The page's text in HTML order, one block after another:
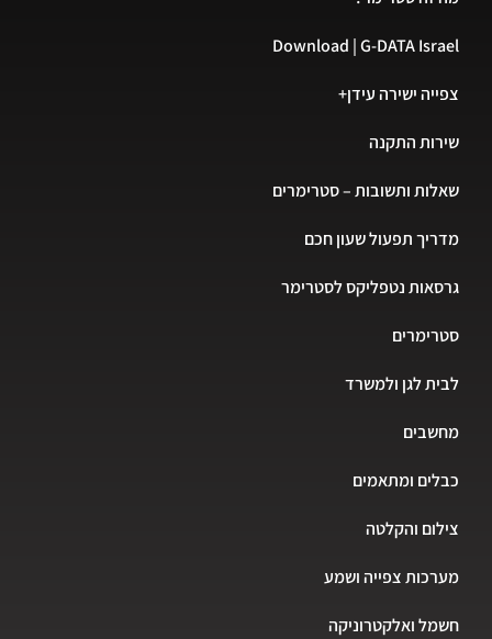
Download | G-DATA Israel
צפייה ישירה עידן+
שירות התקנה
שאלות ותשובות – סטרימרים
מדריך תפעול שעון חכם
גרסאות נטפליקס לסטרימר
סטרימרים
לבית לגן ולמשרד
מחשבים
כבלים ומתאמים
צילום והקלטה
מערכות צפייה ושמע
חשמל ואלקטרוניקה